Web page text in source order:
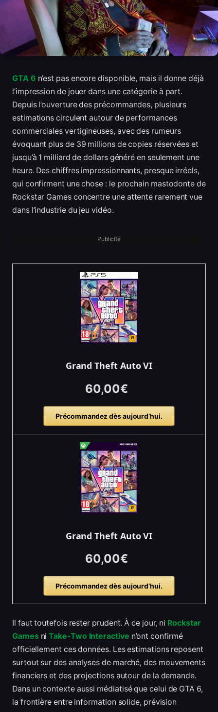
GTA 6 n’est pas encore disponible, mais il donne déjà
l’impression de jouer dans une catégorie à part.
Depuis l’ouverture des précommandes, plusieurs
estimations circulent autour de performances
commerciales vertigineuses, avec des rumeurs
évoquant plus de 39 millions de copies réservées et
jusqu’à 1 milliard de dollars généré en seulement une
heure. Des chiffres impressionnants, presque irréels,
qui confirment une chose : le prochain mastodonte de
Rockstar Games concentre une attente rarement vue
dans l’industrie du jeu vidéo.
Publicité
Grand Theft Auto VI
60,00€
Précommandez dès aujourd’hui.
Grand Theft Auto VI
60,00€
Précommandez dès aujourd’hui.
Il faut toutefois rester prudent. À ce jour, ni Rockstar
GamesniTake-Two Interactive n’ont confirmé
officiellement ces données. Les estimations reposent
surtout sur des analyses de marché, des mouvements
financiers et des projections autour de la demande.
Dans un contexte aussi médiatisé que celui de GTA 6,
la frontière entre information solide, prévision